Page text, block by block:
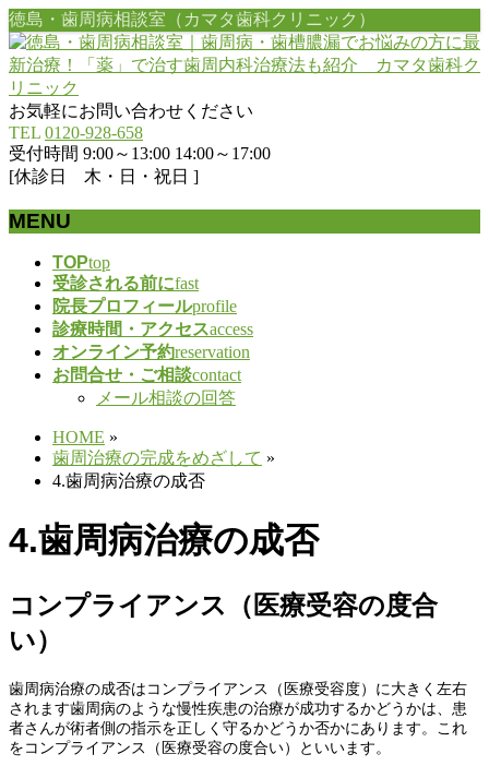
徳島・歯周病相談室（カマタ歯科クリニック）
お気軽にお問い合わせください
TEL 0120-928-658
受付時間 9:00～13:00 14:00～17:00
[休診日 木・日・祝日 ]
MENU
TOPtop
受診される前にfast
院長プロフィールprofile
診療時間・アクセスaccess
オンライン予約reservation
お問合せ・ご相談contact
メール相談の回答
HOME »
歯周治療の完成をめざして »
4.歯周病治療の成否
4.歯周病治療の成否
コンプライアンス（医療受容の度合
い）
歯周病治療の成否はコンプライアンス（医療受容度）に大きく左右
されます歯周病のような慢性疾患の治療が成功するかどうかは、患
者さんが術者側の指示を正しく守るかどうか否かにあります。これ
をコンプライアンス（医療受容の度合い）といいます。